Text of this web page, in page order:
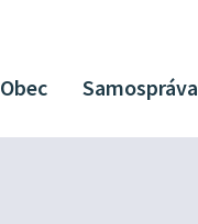
Obec Samospráva